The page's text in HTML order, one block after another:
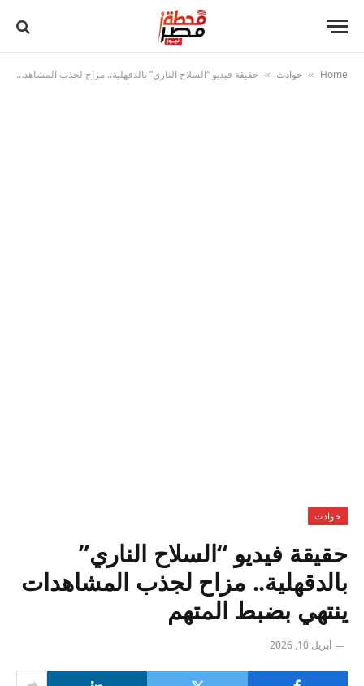
Home
» حوادث » حقيقة فيديو “السلاح الناري” بالدقهلية.. مزاح لجذب المشاهدات ينتهي بضبط المتهم
حوادث
حقيقة فيديو “السلاح الناري”
بالدقهلية.. مزاح لجذب المشاهدات
ينتهي بضبط المتهم
أبريل 10, 2026